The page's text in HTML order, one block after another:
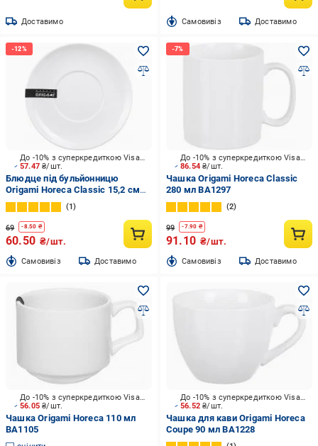
Доставимо Cамовивіз Доставимо
57.47₴/шт.
До -10% з суперкредиткою Visa Вигода
Блюдце під бульйонницю
Origami Horeca Classic 15,2 см
BA1132
1
69 -8.50 ₴
60.50 ₴/шт.
Cамовивіз Доставимо
86.54₴/шт.
До -10% з суперкредиткою Visa Вигода
Чашка Origami Horeca Classic
280 мл BA1297
2
99 -7.90 ₴
91.10 ₴/шт.
Cамовивіз Доставимо
56.05₴/шт.
До -10% з суперкредиткою Visa Вигода
Чашка Origami Horeca 110 мл
BA1105
56.52₴/шт.
До -10% з суперкредиткою Visa Вигода
Чашка для кави Origami Horeca
Coupe 90 мл BA1228